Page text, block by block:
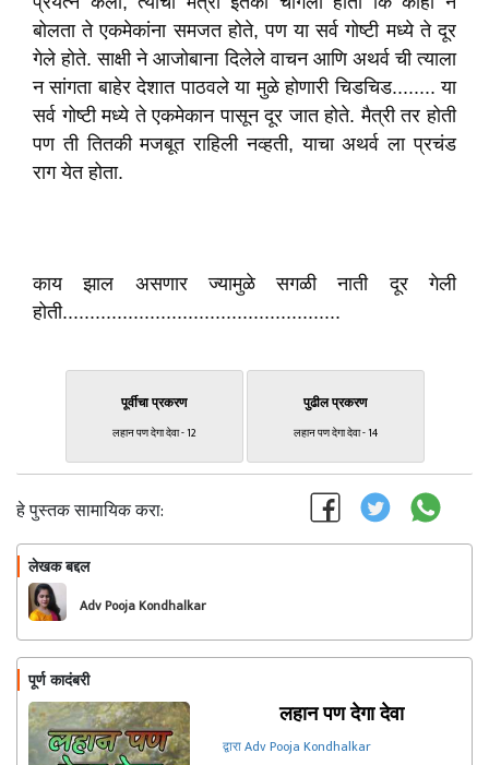
बोलता ते एकमेकांना समजत होते, पण या सर्व गोष्टी मध्ये ते दूर
गेले होते. साक्षी ने आजोबाना दिलेले वाचन आणि अथर्व ची त्याला
न सांगता बाहेर देशात पाठवले या मुळे होणारी चिडचिड........ या
सर्व गोष्टी मध्ये ते एकमेकान पासून दूर जात होते. मैत्री तर होती
पण ती तितकी मजबूत राहिली नव्हती, याचा अथर्व ला प्रचंड
राग येत होता.
काय झाल असणार ज्यामुळे सगळी नाती दूर गेली
होती...................................................
पूर्वीचा प्रकरण
लहान पण देगा देवा - 12
पुढील प्रकरण
लहान पण देगा देवा - 14
हे पुस्तक सामायिक करा:
लेखक बद्दल
Adv Pooja Kondhalkar
पूर्ण कादंबरी
लहान पण देगा देवा
द्वारा Adv Pooja Kondhalkar